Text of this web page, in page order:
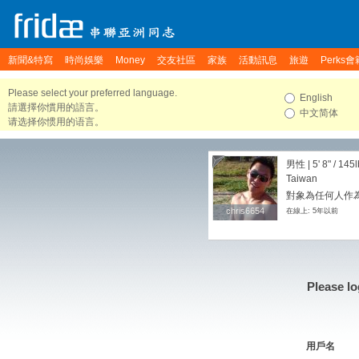
新聞&特寫 時尚娛樂 Money 交友社區 家族 活動訊息 旅遊 Perks會
Please select your preferred language.
請選擇你慣用的語言。
请选择你惯用的语言。
English
中文简体
chris6654
chris6654
男性 | 5' 8" /
Taiwan
對象為任何人作
在線上: 5年以前
Please
用戶名